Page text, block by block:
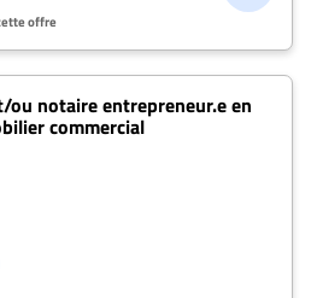
offre
ou notaire entrepreneur.e en
commercial